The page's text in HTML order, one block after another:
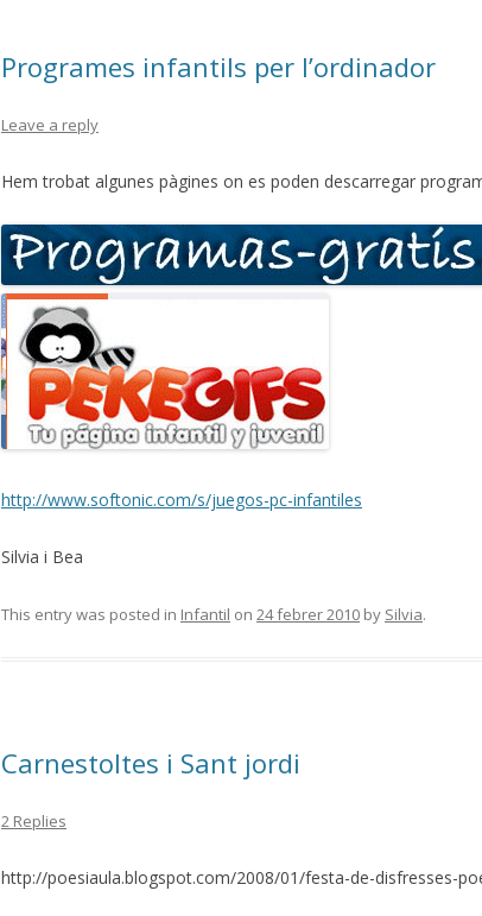
Programes infantils per l’ordinador
Leave a reply
Hem trobat algunes pàgines on es poden descarregar
http://www.softonic.com/s/juegos-pc-infantiles
Silvia i Bea
This entry was posted in Infantil on 24 febrer 2010 by Silvia.
Carnestoltes i Sant jordi
2 Replies
http://poesiaula.blogspot.com/2008/01/festa-de-disfresses-